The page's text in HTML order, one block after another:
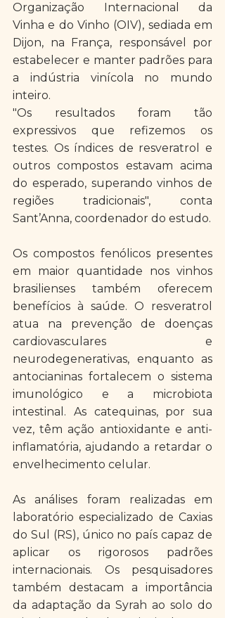
Organização Internacional da
Vinha e do Vinho (OIV), sediada em
Dijon, na França, responsável por
estabelecer e manter padrões para
a indústria vinícola no mundo
inteiro.
"Os resultados foram tão
expressivos que refizemos os
testes. Os índices de resveratrol e
outros compostos estavam acima
do esperado, superando vinhos de
regiões tradicionais", conta
Os compostos fenólicos presentes
em maior quantidade nos vinhos
brasilienses também oferecem
benefícios à saúde. O resveratrol
atua na prevenção de doenças
cardiovasculares e
neurodegenerativas, enquanto as
antocianinas fortalecem o sistema
imunológico e a microbiota
intestinal. As catequinas, por sua
vez, têm ação antioxidante e anti-
inflamatória, ajudando a retardar o
envelhecimento celular.
As análises foram realizadas em
laboratório especializado de Caxias
do Sul (RS), único no país capaz de
aplicar os rigorosos padrões
internacionais. Os pesquisadores
também destacam a importância
da adaptação da Syrah ao solo do